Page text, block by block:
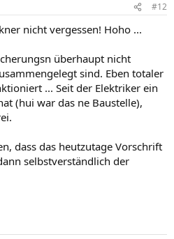
#12
nicht vergessen! Hoho ...
überhaupt nicht
sind. Eben totaler
... Seit der Elektriker ein
(hui war das ne Baustelle),
dass das heutzutage Vorschrift
selbstverständlich der